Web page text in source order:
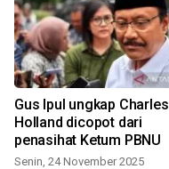
Gus Ipul ungkap Charles
Holland dicopot dari
penasihat Ketum PBNU
Senin, 24 November 2025